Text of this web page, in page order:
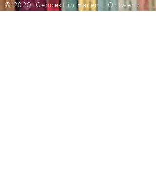
© 2020 Geboekt in Haren.Ontwerp:
Jeannette EnsingGroningenFoto's